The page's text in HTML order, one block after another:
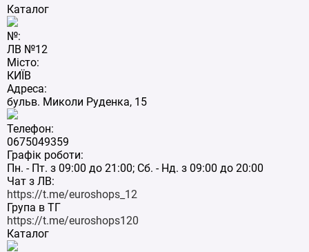
Каталог
№:
ЛВ №12
Місто:
КИЇВ
Адреса:
бульв. Миколи Руденка, 15
Телефон:
0675049359
Графік роботи:
Пн. - Пт. з 09:00 до 21:00; Сб. - Нд. з 09:00 до 20:00
Чат з ЛВ:
https://t.me/euroshops_12
Група в ТГ
https://t.me/euroshops120
Каталог